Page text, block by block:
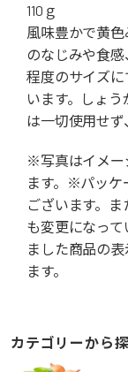
110ｇ
風味豊かで黄
のなじみや食
程度のサイズ
います。しょ
は一切使用せず
※写真はイメー
ます。※パッケ
ございます。
も変更になっ
ました商品の
ます。
カテゴリーから